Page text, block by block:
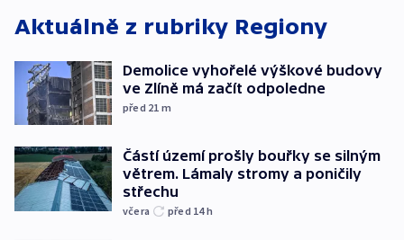
Aktuálně z rubriky Regiony
Demolice vyhořelé výškové budovy
ve Zlíně má začít odpoledne
před 21 m
Částí území prošly bouřky se silným
větrem. Lámaly stromy a poničily
střechu
včera před 14h